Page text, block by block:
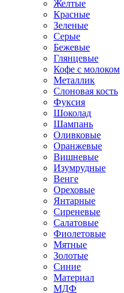
Желтые
Красные
Зеленые
Серые
Бежевые
Глянцевые
Кофе с молоком
Металлик
Слоновая кость
Фуксия
Шоколад
Шампань
Оливковые
Оранжевые
Вишневые
Изумрудные
Венге
Ореховые
Янтарные
Сиреневые
Салатовые
Фиолетовые
Мятные
Золотые
Синие
Материал
МДФ